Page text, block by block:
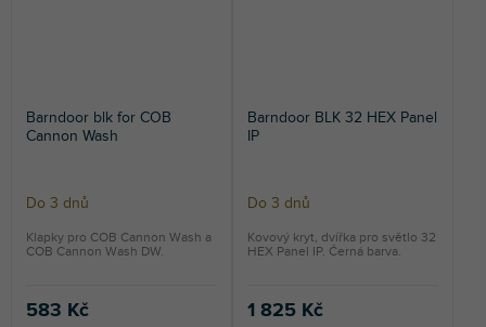
Barndoor blk for COB
Cannon Wash
Do 3 dnů
583 Kč
Klapky pro COB Cannon Wash a
COB Cannon Wash DW.
Barndoor BLK 32 HEX Panel
IP
Do 3 dnů
1 825 Kč
Kovový kryt, dvířka pro světlo 32
HEX Panel IP. Černá barva.